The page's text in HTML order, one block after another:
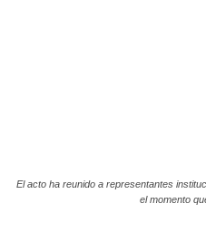
El acto ha reunido a representantes
el momento